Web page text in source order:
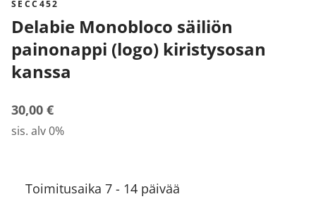
SECC452
Delabie Monobloco säiliön
painonappi (logo) kiristysosan
kanssa
30,00 €
sis. alv 0%
Toimitusaika 7 - 14 päivää